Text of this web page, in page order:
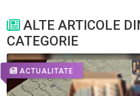
ALTE ARTICOLE
CATEGORIE
ACTUALITATE